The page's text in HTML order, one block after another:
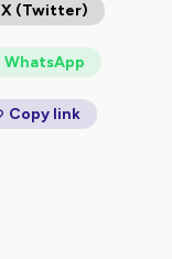
X (Twitter)
WhatsApp
Copy link